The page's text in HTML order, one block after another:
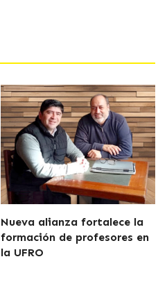
Nueva alianza fortalece la
formación de profesores en
la UFRO